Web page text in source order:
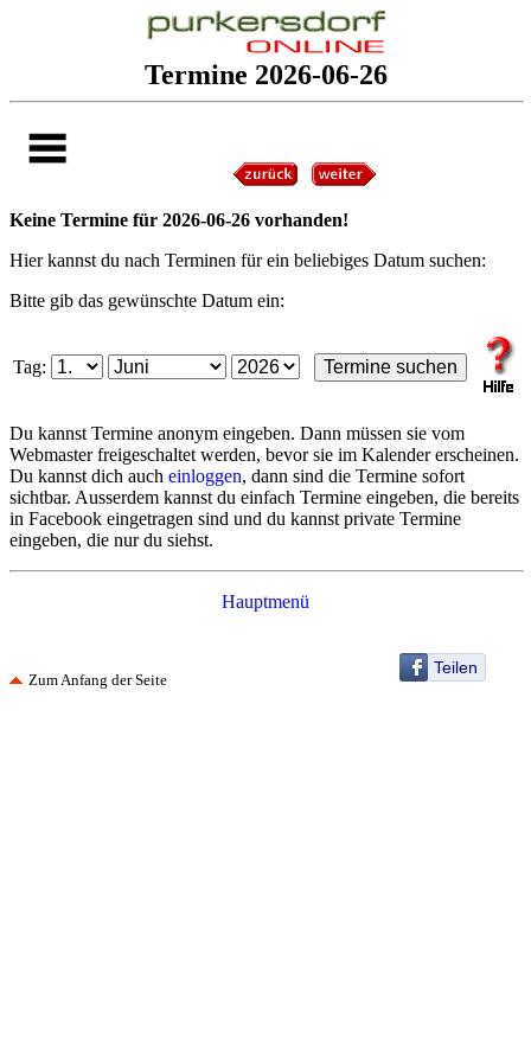
Termine 2026-06-26
Keine Termine für 2026-06-26 vorhanden!
Hier kannst du nach Terminen für ein beliebiges Datum suchen:
Bitte gib das gewünschte Datum ein:
Tag:
Du kannst Termine anonym eingeben. Dann müssen sie vom
Webmaster freigeschaltet werden, bevor sie im Kalender erscheinen.
Du kannst dich auch einloggen, dann sind die Termine sofort
sichtbar. Ausserdem kannst du einfach Termine eingeben, die bereits
in Facebook eingetragen sind und du kannst private Termine
eingeben, die nur du siehst.
Hauptmenü
Teilen
Zum Anfang der Seite